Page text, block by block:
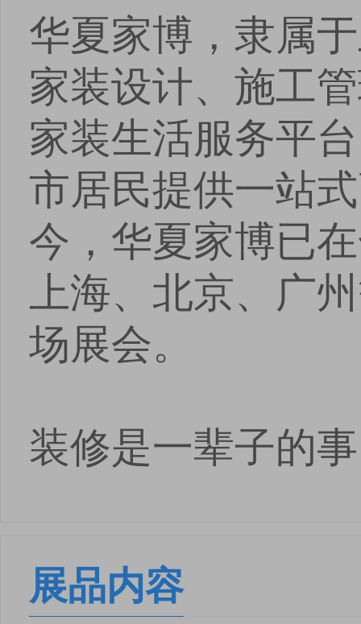
华夏家博，隶属
家装设计、施工
家装生活服务平
市居民提供一站
今，华夏家博已
上海、北京、广
场展会。
装修是一辈子的
展品内容